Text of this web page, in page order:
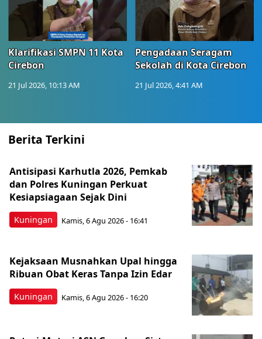
Klarifikasi SMPN 11 Kota
Cirebon
21 Jul 2026, 10:13 AM
Pengadaan Seragam
Sekolah di Kota Cirebon
21 Jul 2026, 4:41 AM
Berita Terkini
Kuningan
Antisipasi Karhutla 2026, Pemkab
dan Polres Kuningan Perkuat
Kesiapsiagaan Sejak Dini
Kamis, 6 Agu 2026 - 16:41
Kuningan
Kejaksaan Musnahkan Upal hingga
Ribuan Obat Keras Tanpa Izin Edar
Kamis, 6 Agu 2026 - 16:20